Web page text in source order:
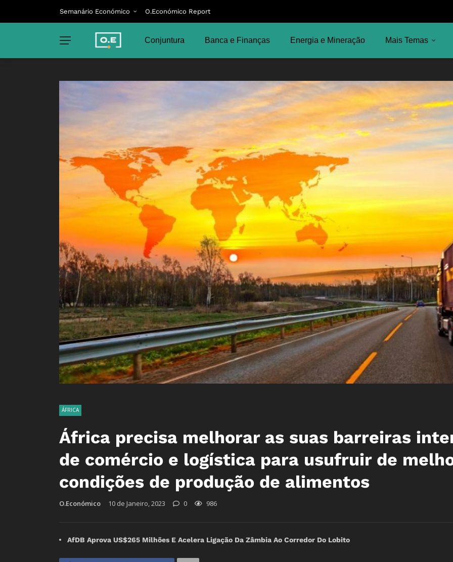
Semanário Económico O.Económico Report
Conjuntura Banca e Finanças Energia e Mineração Mais Temas
ÁFRICA
África precisa melhorar as suas barreiras
de comércio e logística para usufruir de
condições de produção de alimentos
O.Económico 10 de Janeiro, 2023 0 986
AfDB Aprova US$265 Milhões E Acelera Ligação Da Zâmbia Ao Corredor Do Lobito